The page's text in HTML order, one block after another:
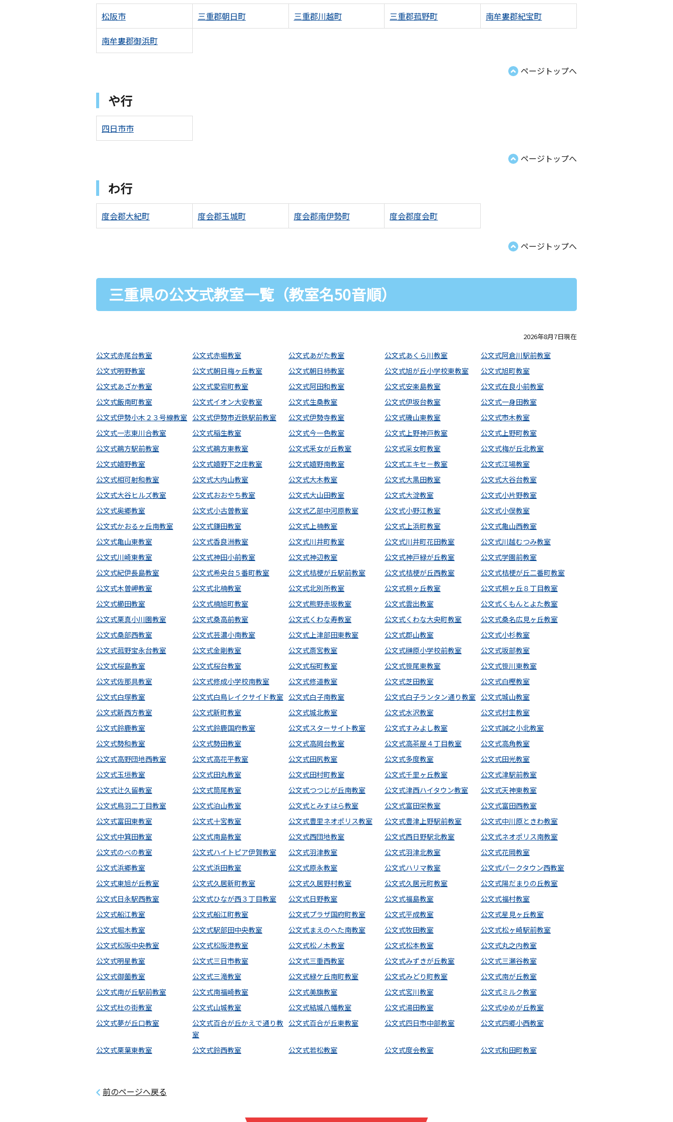
松阪市 三重郡朝日町 三重郡川越町 三重郡菰野町 南牟婁郡紀宝町
南牟婁郡御浜町
ページトップへ
や行
四日市市
ページトップへ
わ行
度会郡大紀町 度会郡玉城町 度会郡南伊勢町 度会郡度会町
ページトップへ
三重県の公文式教室一覧（教室名50音順）
2026年8月7日現在
公文式赤尾台教室 公文式赤堀教室 公文式あがた教室 公文式あくら川教室
公文式阿倉川駅前教室
公文式明野教室
公文式朝日梅ヶ丘教室 公文式朝日柿教室 公文式旭が丘小学校東教室
公文式旭町教室
公文式あざか教室
公文式愛宕町教室 公文式阿田和教室 公文式安楽島教室
公文式在良小前教室
公文式飯南町教室
公文式イオン大安教室 公文式生桑教室 公文式伊坂台教室
公文式一身田教室
公文式伊勢小木２３号線教室 公文式伊勢市近鉄駅前教室 公文式伊勢寺教室 公文式磯山東教室
公文式市木教室
公文式一志東川合教室
公文式稲生教室 公文式今一色教室 公文式上野神戸教室
公文式上野町教室
公文式鵜方駅前教室
公文式鵜方東教室 公文式釆女が丘教室 公文式采女町教室
公文式梅が丘北教室
公文式嬉野教室
公文式嬉野下之庄教室 公文式嬉野南教室 公文式エキセ－教室
公文式江場教室
公文式相可射和教室
公文式大内山教室 公文式大木教室 公文式大黒田教室
公文式大谷台教室
公文式大谷ヒルズ教室
公文式おおやち教室 公文式大山田教室 公文式大淀教室
公文式小片野教室
公文式奥郷教室
公文式小古曽教室 公文式乙部中河原教室 公文式小野江教室
公文式小俣教室
公文式かおるヶ丘南教室
公文式鎌田教室 公文式上楠教室 公文式上浜町教室
公文式亀山西教室
公文式亀山東教室
公文式香良洲教室 公文式川井町教室 公文式川井町花田教室
公文式川越むつみ教室
公文式川崎東教室
公文式神田小前教室 公文式神辺教室 公文式神戸緑が丘教室
公文式学園前教室
公文式紀伊長島教室
公文式希央台５番町教室 公文式桔梗が丘駅前教室 公文式桔梗が丘西教室
公文式桔梗が丘二番町教室
公文式木曽岬教室
公文式北楠教室 公文式北別所教室 公文式桐ヶ丘教室
公文式桐ヶ丘８丁目教室
公文式櫛田教室
公文式楠旭町教室 公文式熊野赤坂教室 公文式雲出教室
公文式くもんとよた教室
公文式栗真小川園教室
公文式桑高前教室 公文式くわな寿教室 公文式くわな大央町教室
公文式桑名広見ヶ丘教室
公文式桑部西教室
公文式芸濃小南教室 公文式上津部田東教室 公文式郡山教室
公文式小杉教室
公文式菰野宝永台教室
公文式金剛教室 公文式斎宮教室 公文式榊原小学校前教室
公文式坂部教室
公文式桜島教室
公文式桜台教室 公文式桜町教室 公文式笹尾東教室
公文式笹川東教室
公文式佐那具教室
公文式修成小学校南教室 公文式修道教室 公文式芝田教室
公文式白樫教室
公文式白塚教室
公文式白鳥レイクサイド教室 公文式白子南教室 公文式白子ランタン通り教室 公文式城山教室
公文式新西方教室
公文式新町教室 公文式城北教室 公文式水沢教室
公文式村主教室
公文式鈴鹿教室
公文式鈴鹿国府教室 公文式スターサイト教室 公文式すみよし教室
公文式誠之小北教室
公文式勢和教室
公文式勢田教室 公文式高岡台教室 公文式高茶屋４丁目教室
公文式高角教室
公文式高野団地西教室
公文式高花平教室 公文式田尻教室 公文式多度教室
公文式田光教室
公文式玉垣教室
公文式田丸教室 公文式田村町教室 公文式千里ヶ丘教室
公文式津駅前教室
公文式辻久留教室
公文式筒尾教室 公文式つつじが丘南教室 公文式津西ハイタウン教室
公文式天神東教室
公文式鳥羽二丁目教室
公文式泊山教室 公文式とみすはら教室 公文式富田栄教室
公文式富田西教室
公文式富田東教室
公文式十宮教室 公文式豊里ネオポリス教室 公文式豊津上野駅前教室
公文式中川原ときわ教室
公文式中箕田教室
公文式南島教室 公文式西団地教室 公文式西日野駅北教室
公文式ネオポリス南教室
公文式のべの教室
公文式ハイトピア伊賀教室 公文式羽津教室 公文式羽津北教室
公文式花岡教室
公文式浜郷教室
公文式浜田教室 公文式原永教室 公文式ハリマ教室
公文式パークタウン西教室
公文式東旭が丘教室
公文式久居新町教室 公文式久居野村教室 公文式久居元町教室
公文式陽だまりの丘教室
公文式日永駅西教室
公文式ひなが西３丁目教室 公文式日野教室 公文式福島教室
公文式福村教室
公文式船江教室
公文式船江町教室 公文式プラザ国府町教室 公文式平成教室
公文式星見ヶ丘教室
公文式堀木教室
公文式駅部田中央教室 公文式まえのへた南教室 公文式牧田教室
公文式松ヶ崎駅前教室
公文式松阪中央教室
公文式松阪港教室 公文式松ノ木教室 公文式松本教室
公文式丸之内教室
公文式明星教室
公文式三日市教室 公文式三重西教室 公文式みずきが丘教室
公文式三瀬谷教室
公文式御薗教室
公文式三滝教室 公文式緑ケ丘南町教室 公文式みどり町教室
公文式南が丘教室
公文式南が丘駅前教室
公文式南福崎教室 公文式美旗教室 公文式宮川教室
公文式ミルク教室
公文式杜の街教室
公文式山城教室 公文式結城八幡教室 公文式湯田教室
公文式ゆめが丘教室
公文式夢が丘口教室
公文式百合が丘かえで通り教
室
公文式百合が丘東教室 公文式四日市中部教室 公文式四郷小西教室
公文式栗葉東教室 公文式鈴西教室 公文式若松教室 公文式度会教室 公文式和田町教室
前のページへ戻る